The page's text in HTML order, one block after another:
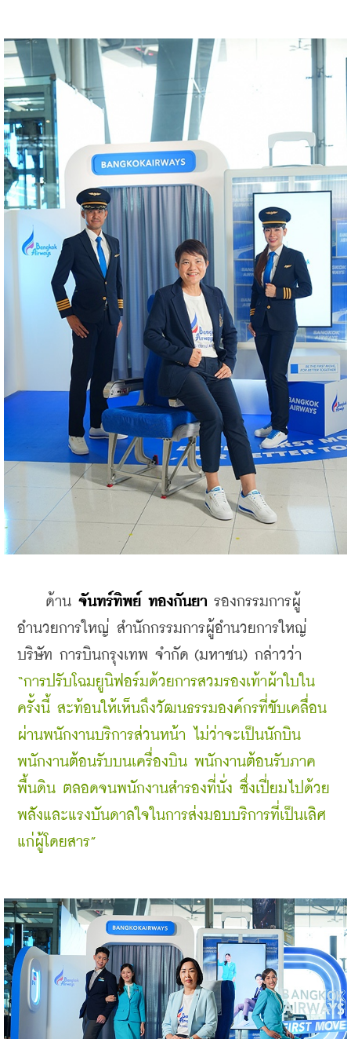
ด้าน จันทร์ทิพย์ ทองกันยา รองกรรมการผู้
อำนวยการใหญ่ สำนักกรรมการผู้อำนวยการใหญ่
“การปรับโฉมยูนิฟอร์มด้วยการสวมรองเท้าผ้าใบใน
ครั้งนี้ สะท้อนให้เห็นถึงวัฒนธรรมองค์กรที่ขับเคลื่อน
ผ่านพนักงานบริการส่วนหน้า ไม่ว่าจะเป็นนักบิน
พนักงานต้อนรับบนเครื่องบิน พนักงานต้อนรับภาค
พื้นดิน ตลอดจนพนักงานสำรองที่นั่ง ซึ่งเปี่ยมไปด้วย
พลังและแรงบันดาลใจในการส่งมอบบริการที่เป็นเลิศ
แก่ผู้โดยสาร”